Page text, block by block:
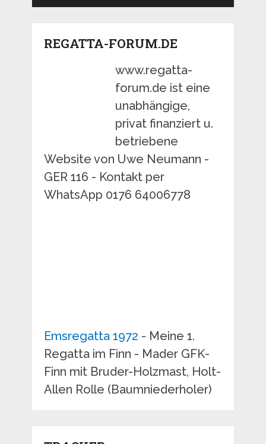
REGATTA-FORUM.DE
www.regatta-
forum.de ist eine
unabhängige,
privat finanziert u.
betriebene
Website von Uwe Neumann -
GER 116 - Kontakt per
WhatsApp 0176 64006778
Emsregatta 1972 - Meine 1.
Regatta im Finn - Mader GFK-
Finn mit Bruder-Holzmast, Holt-
Allen Rolle (Baumniederholer)